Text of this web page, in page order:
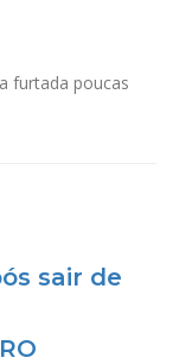
furtada poucas
sair de